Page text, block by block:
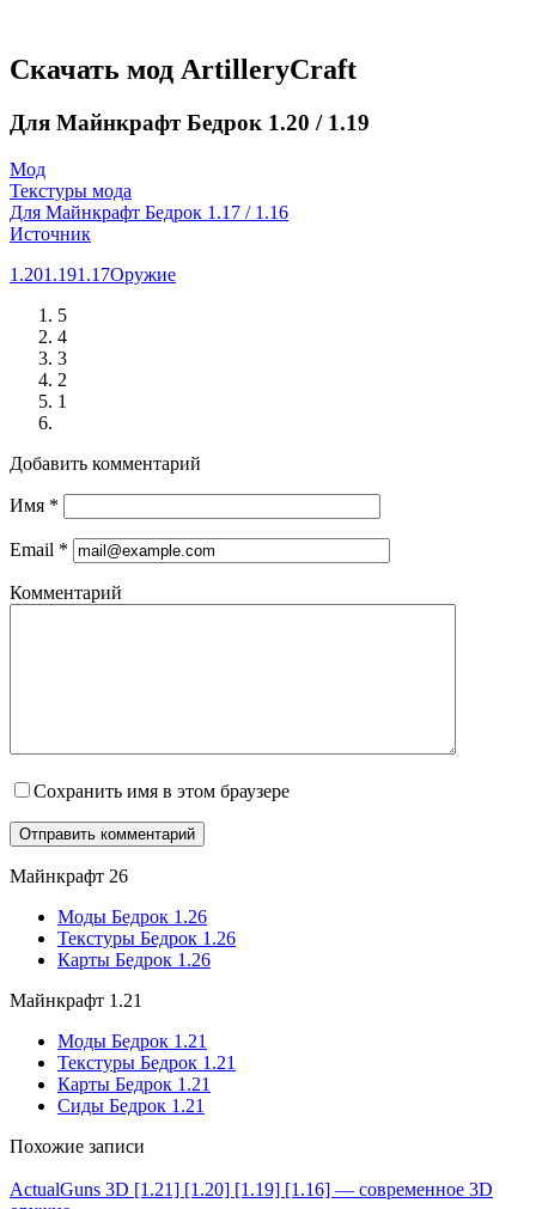
Скачать мод ArtilleryCraft
Для Майнкрафт Бедрок 1.20 / 1.19
Мод
Текстуры мода
Для Майнкрафт Бедрок 1.17 / 1.16
Источник
1.201.191.17Оружие
5
4
3
2
1
Добавить комментарий
Имя *
Email *
Комментарий
Сохранить имя в этом браузере
Майнкрафт 26
Моды Бедрок 1.26
Текстуры Бедрок 1.26
Карты Бедрок 1.26
Майнкрафт 1.21
Моды Бедрок 1.21
Текстуры Бедрок 1.21
Карты Бедрок 1.21
Сиды Бедрок 1.21
Похожие записи
ActualGuns 3D [1.21] [1.20] [1.19] [1.16] — современное 3D